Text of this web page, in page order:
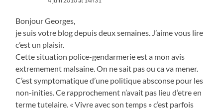
Bonjour Georges,
je suis votre blog depuis deux semaines. J’aime vous lire
c’est un plaisir.
Cette situation police-gendarmerie est a mon avis
extremement malsaine. On ne sait pas ou ca va mener.
C’est symptomatique d’une politique absconse pour les
non-inities. Ce rapprochement n’avait pas lieu d’etre en
terme tutelaire. « Vivre avec son temps » c’est parfois